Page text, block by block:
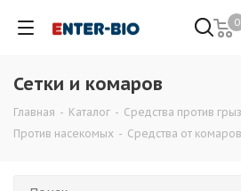
0
Сетки и комаров
Главная - Каталог - Средства против
Против насекомых - Средства от комаров